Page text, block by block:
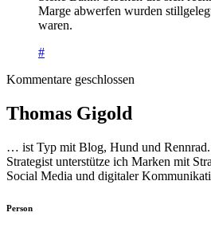
Marge abwerfen wurden
waren.
#
Kommentare geschlossen
Thomas Gigold
… ist Typ mit Blog, Hund und
Strategist unterstütze ich Marken mit
Social Media und digitaler
Person